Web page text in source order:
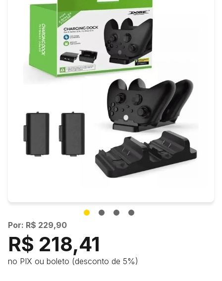
Por: R$ 229,90
R$ 218,41
no PIX ou boleto (desconto de 5%)